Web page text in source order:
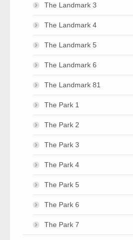
The Landmark 3
The Landmark 4
The Landmark 5
The Landmark 6
The Landmark 81
The Park 1
The Park 2
The Park 3
The Park 4
The Park 5
The Park 6
The Park 7